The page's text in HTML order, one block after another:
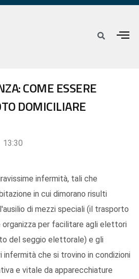
COME ESSERE
DOMICILIARE
13:30
infermità, tali che
in cui dimorano risulti
di mezzi speciali (il trasporto
organizza per facilitare agli elettori
del seggio elettorale) e gli
che si trovino in condizioni
e vitale da apparecchiature